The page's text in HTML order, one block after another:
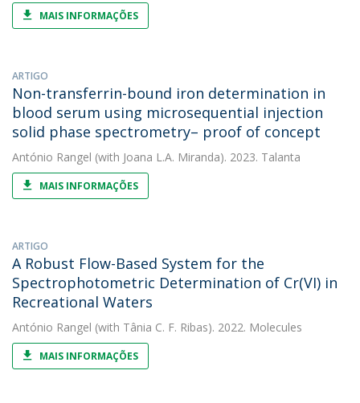
MAIS INFORMAÇÕES
ARTIGO
Non-transferrin-bound iron determination in
blood serum using microsequential injection
solid phase spectrometry– proof of concept
António Rangel (with Joana L.A. Miranda). 2023. Talanta
MAIS INFORMAÇÕES
ARTIGO
A Robust Flow-Based System for the
Spectrophotometric Determination of Cr(VI) in
Recreational Waters
António Rangel (with Tânia C. F. Ribas). 2022. Molecules
MAIS INFORMAÇÕES